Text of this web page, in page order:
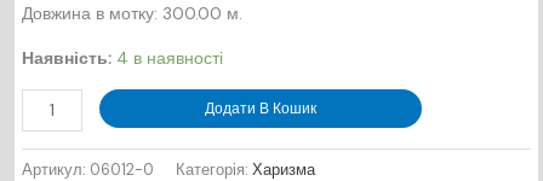
Довжина в мотку: 300.00 м.
Наявність: 4 в наявності
Харизма
№
06012
Додати В Кошик
Артикул: 06012-0 Категорія: Харизма